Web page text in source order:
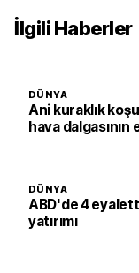
İlgili Haberler
DÜNYA
Ani kuraklık
hava
DÜNYA
ABD'de 4
yatırımı